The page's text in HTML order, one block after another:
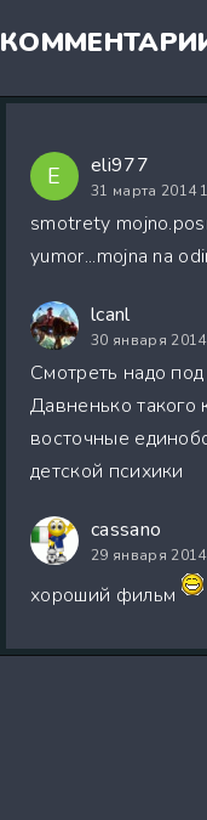
E eli977
31 марта 2014
smotrety
yumor...mojna na
lcanl
30 января
Смотреть надо
Давненько такого
восточные
детской психики
cassano
29 января
хороший фильм